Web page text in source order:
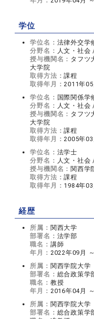
学位
学位名： 法律外交学
分野名： 人文・社会
授与機関名： タフツ
大学院
取得方法：課程
取得年月：2011年05
学位名： 国際関係学
分野名： 人文・社会
授与機関名： タフツ
大学院
取得方法：課程
取得年月：2005年03
学位名： 法学士
分野名： 人文・社会
授与機関名： 関西学
取得方法：課程
取得年月： 1984年03
経歴
所属： 関西大学
部署名： 法学部
職名： 講師
年月： 2022年09月
所属： 関西学院大学
部署名： 総合政策学
職名： 教授
年月： 2016年04月
所属： 関西学院大学
部署名： 総合政策学